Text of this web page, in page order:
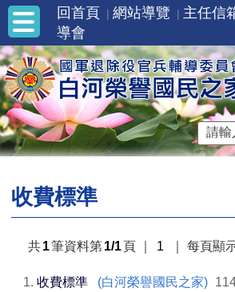
回首頁 網站導覽 主任信
導會
收費標準
共1筆資料第1/1頁 1 每頁顯
1. 收費標準 (白河榮譽國民之家)